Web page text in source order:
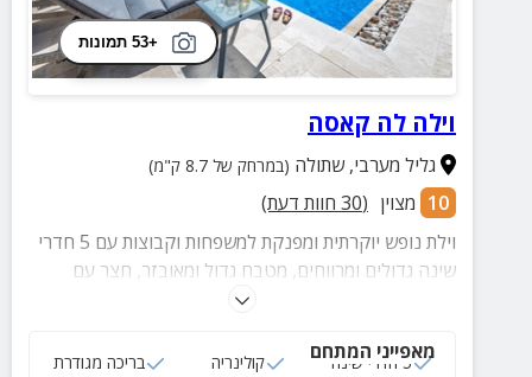
+53 תמונות
וילה לה קאסה
גליל מערבי,שתולה (במרחק של 8.7 ק"מ)
10 מצוין (
30 חוות דעת)
וילת נופש יוקרתית ומפנקת למשפחות וקבוצות עם 5 חדרי
שינה גדולים ומרווחים, מטבח גדול ומאובזר, חצר עם
בריכה מרעננת, ג'קוזי, טאבון אפייה, מנגל, פינות ישיבה
מאפייני המתחם
5 חדרי שינה קולינריה בריכה מגודרת